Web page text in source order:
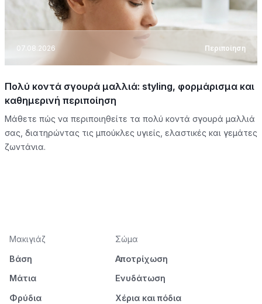
07.08.2026 Περιποίηση
Πολύ κοντά σγουρά μαλλιά: styling, φορμάρισμα και
καθημερινή περιποίηση
Μάθετε πώς να περιποιηθείτε τα πολύ κοντά σγουρά μαλλιά
σας, διατηρώντας τις μπούκλες υγιείς, ελαστικές και γεμάτες
ζωντάνια.
Μακιγιάζ
Βάση
Μάτια
Φρύδια
Σώμα
Αποτρίχωση
Ενυδάτωση
Χέρια και πόδια